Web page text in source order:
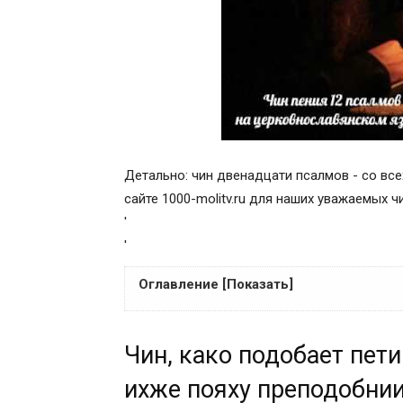
Детально: чин двенадцати псалмов - со
сайте 1000-molitv.ru для наших уважаемых
'
'
Оглавление [Показать]
отцы пустыннии во дни и в нощи, о
житиях и мучениях святых многих. Сей
Чин, како подобает
ихже пояху